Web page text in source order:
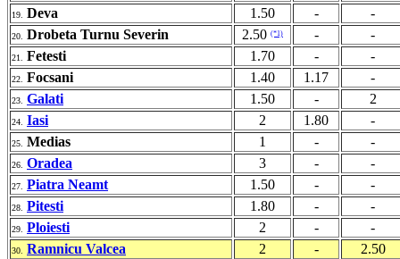
19. Deva 1.50 - -
20. Drobeta Turnu Severin 2.50 (*1) - -
21. Fetesti 1.70 - -
22. Focsani 1.40 1.17 -
23. Galati 1.50 - 2
24. Iasi 2 1.80 -
25. Medias 1 - -
26. Oradea 3 - -
27. Piatra Neamt 1.50 - -
28. Pitesti 1.80 - -
29. Ploiesti 2 - -
30. Ramnicu Valcea 2 - 2.50